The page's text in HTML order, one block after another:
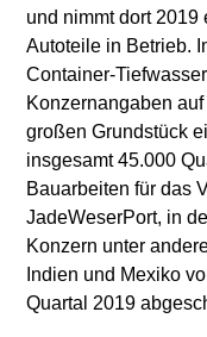
und nimmt dort 2019
Autoteile in Betrieb.
Container-
Konzernangaben
großen Grundstück
insgesamt 45.000
Bauarbeiten für das
JadeWeserPort, in
Konzern unter
Indien und Mexiko
Quartal 2019